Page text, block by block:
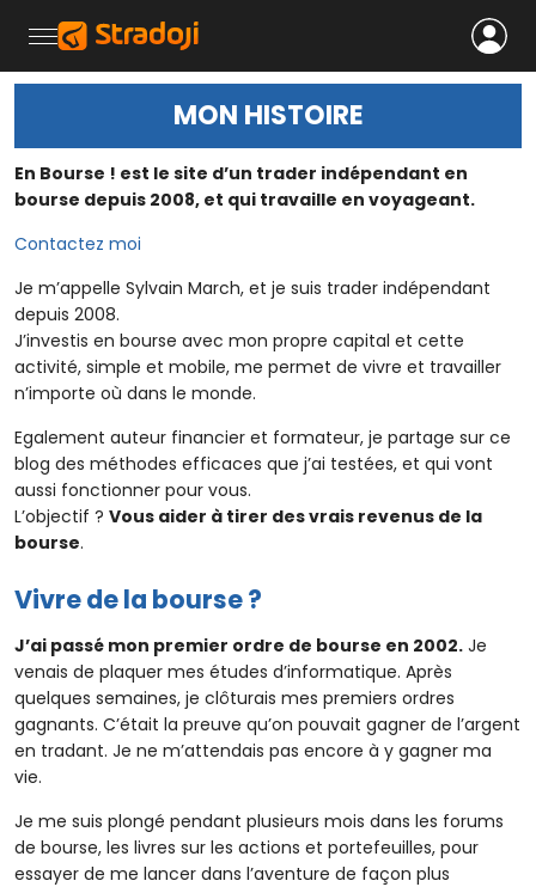
MON HISTOIRE
En Bourse ! est le site d’un trader indépendant en
bourse depuis 2008, et qui travaille en voyageant.
Contactez moi
Je m’appelle Sylvain March, et je suis trader indépendant
depuis 2008.
J’investis en bourse avec mon propre capital et cette
activité, simple et mobile, me permet de vivre et travailler
n’importe où dans le monde.
Egalement auteur financier et formateur, je partage sur ce
blog des méthodes efficaces que j’ai testées, et qui vont
aussi fonctionner pour vous.
L’objectif ? Vous aider à tirer des vrais revenus de la
bourse.
Vivre de la bourse ?
J’ai passé mon premier ordre de bourse en 2002. Je
venais de plaquer mes études d’informatique. Après
quelques semaines, je clôturais mes premiers ordres
gagnants. C’était la preuve qu’on pouvait gagner de l’argent
en tradant. Je ne m’attendais pas encore à y gagner ma
vie.
Je me suis plongé pendant plusieurs mois dans les forums
de bourse, les livres sur les actions et portefeuilles, pour
essayer de me lancer dans l’aventure de façon plus